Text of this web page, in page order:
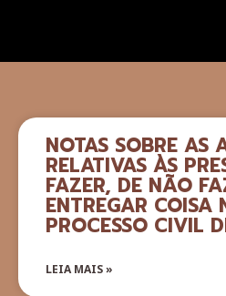
NOTAS SOBRE AS
RELATIVAS ÀS
FAZER, DE NÃO
ENTREGAR COISA
PROCESSO CIVIL
LEIA MAIS »